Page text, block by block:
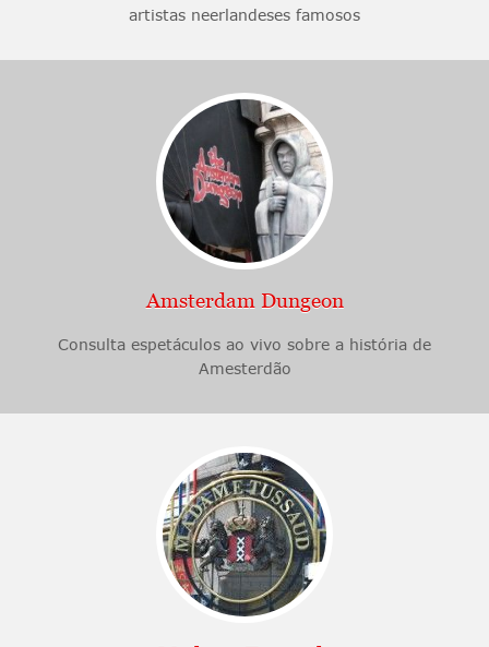
artistas neerlandeses famosos
Amsterdam Dungeon
Consulta espetáculos ao vivo sobre a história de
Amesterdão